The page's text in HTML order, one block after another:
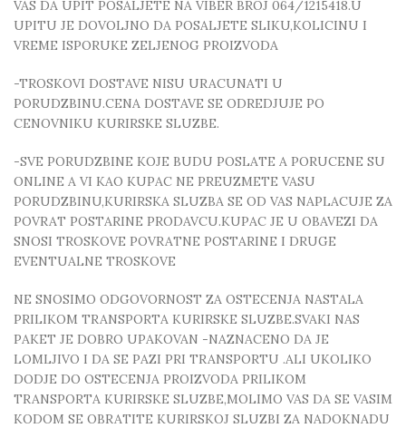
VAS DA UPIT POSALJETE NA VIBER BROJ 064/1215418.U
UPITU JE DOVOLJNO DA POSALJETE SLIKU,KOLICINU I
VREME ISPORUKE ZELJENOG PROIZVODA
-TROSKOVI DOSTAVE NISU URACUNATI U
PORUDZBINU.CENA DOSTAVE SE ODREDJUJE PO
CENOVNIKU KURIRSKE SLUZBE.
-SVE PORUDZBINE KOJE BUDU POSLATE A PORUCENE SU
ONLINE A VI KAO KUPAC NE PREUZMETE VASU
PORUDZBINU,KURIRSKA SLUZBA SE OD VAS NAPLACUJE ZA
POVRAT POSTARINE PRODAVCU.KUPAC JE U OBAVEZI DA
SNOSI TROSKOVE POVRATNE POSTARINE I DRUGE
EVENTUALNE TROSKOVE
NE SNOSIMO ODGOVORNOST ZA OSTECENJA NASTALA
PRILIKOM TRANSPORTA KURIRSKE SLUZBE.SVAKI NAS
PAKET JE DOBRO UPAKOVAN -NAZNACENO DA JE
LOMLJIVO I DA SE PAZI PRI TRANSPORTU .ALI UKOLIKO
DODJE DO OSTECENJA PROIZVODA PRILIKOM
TRANSPORTA KURIRSKE SLUZBE,MOLIMO VAS DA SE VASIM
KODOM SE OBRATITE KURIRSKOJ SLUZBI ZA NADOKNADU